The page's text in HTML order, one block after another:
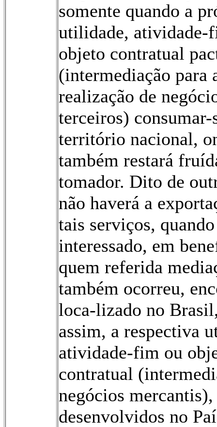
somente quando a
utilidade, atividade-
objeto contratual
(intermediação para
realização de
terceiros)
território nacional,
também restará
tomador. Dito de
não haverá a
tais serviços,
interessado, em
quem referida
também ocorreu,
loca-lizado no
assim, a respectiva
atividade-fim ou
contratual
negócios
desenvolvidos no